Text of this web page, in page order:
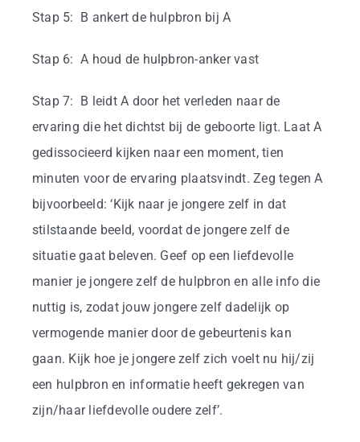
Stap 5: B ankert de hulpbron bij A
Stap 6: A houd de hulpbron-anker vast
Stap 7: B leidt A door het verleden naar de
ervaring die het dichtst bij de geboorte ligt. Laat A
gedissocieerd kijken naar een moment, tien
minuten voor de ervaring plaatsvindt. Zeg tegen A
bijvoorbeeld: ‘Kijk naar je jongere zelf in dat
stilstaande beeld, voordat de jongere zelf de
situatie gaat beleven. Geef op een liefdevolle
manier je jongere zelf de hulpbron en alle info die
nuttig is, zodat jouw jongere zelf dadelijk op
vermogende manier door de gebeurtenis kan
gaan. Kijk hoe je jongere zelf zich voelt nu hij/zij
een hulpbron en informatie heeft gekregen van
zijn/haar liefdevolle oudere zelf’.